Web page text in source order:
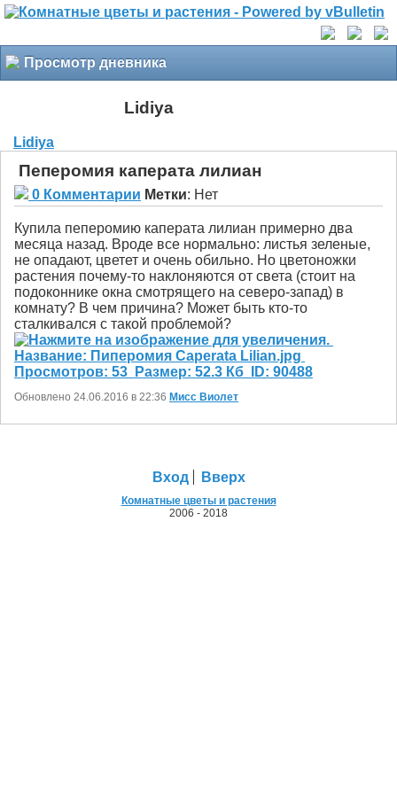
Просмотр дневника
Lidiya
Lidiya
Пеперомия каперата лилиан
0 Комментарии Метки: Нет
Купила пеперомию каперата лилиан примерно два
месяца назад. Вроде все нормально: листья зеленые,
не опадают, цветет и очень обильно. Но цветоножки
растения почему-то наклоняются от света (стоит на
подоконнике окна смотрящего на северо-запад) в
комнату? В чем причина? Может быть кто-то
сталкивался с такой проблемой?
Обновлено 24.06.2016 в 22:36 Мисс Виолет
Вход Вверх
Комнатные цветы и растения
2006 - 2018